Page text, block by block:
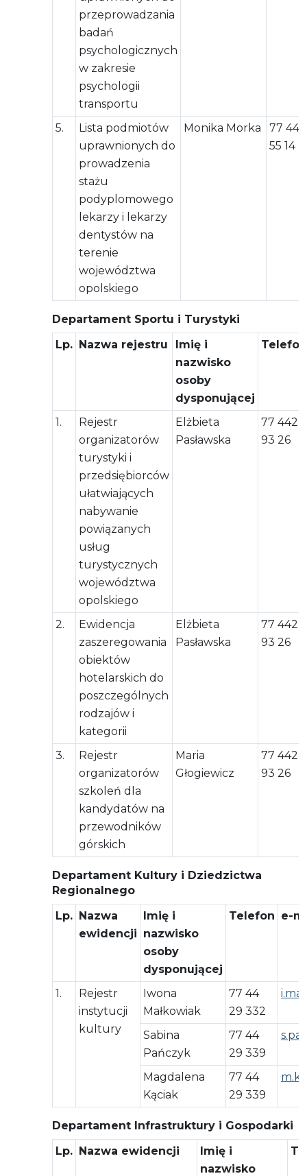
przeprowadzania
badań
psychologicznych
w zakresie
psychologii
transportu
5.
Lista podmiotów
uprawnionych do
prowadzenia
stażu
podyplomowego
lekarzy i lekarzy
dentystów na
terenie
województwa
opolskiego
Monika Morka
77 444
55 14
Departament Sportu i Turystyki
Lp. Nazwa rejestru
Imię i
nazwisko
osoby
dysponującej
Telefon
1.
Rejestr
organizatorów
turystyki i
przedsiębiorców
ułatwiających
nabywanie
powiązanych
usług
turystycznych
województwa
opolskiego
Elżbieta
Pasławska
77 442
93 26
2.
Ewidencja
zaszeregowania
obiektów
hotelarskich do
poszczególnych
rodzajów i
kategorii
Elżbieta
Pasławska
77 442
93 26
3.
Rejestr
organizatorów
szkoleń dla
kandydatów na
przewodników
górskich
Maria
Głogiewicz
77 442
93 26
Departament Kultury i Dziedzictwa
Regionalnego
Lp. Nazwa
ewidencji
Imię i
nazwisko
osoby
dysponującej
Telefon e-
1.
Rejestr
instytucji
kultury
Iwona
Małkowiak
77 44
29 332
Sabina
Pańczyk
77 44
29 339
Magdalena
Kąciak
77 44
29 339
Departament Infrastruktury i Gospodarki
Lp. Nazwa ewidencji
Imię i
nazwisko